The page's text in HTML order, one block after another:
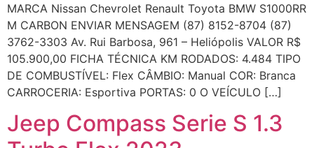
MARCA Nissan Chevrolet Renault Toyota BMW S1000RR
M CARBON ENVIAR MENSAGEM (87) 8152-8704 (87)
3762-3303 Av. Rui Barbosa, 961 – Heliópolis VALOR R$
105.900,00 FICHA TÉCNICA KM RODADOS: 4.484 TIPO
DE COMBUSTÍVEL: Flex CÂMBIO: Manual COR: Branca
CARROCERIA: Esportiva PORTAS: 0 O VEÍCULO […]
Jeep Compass Serie S 1.3